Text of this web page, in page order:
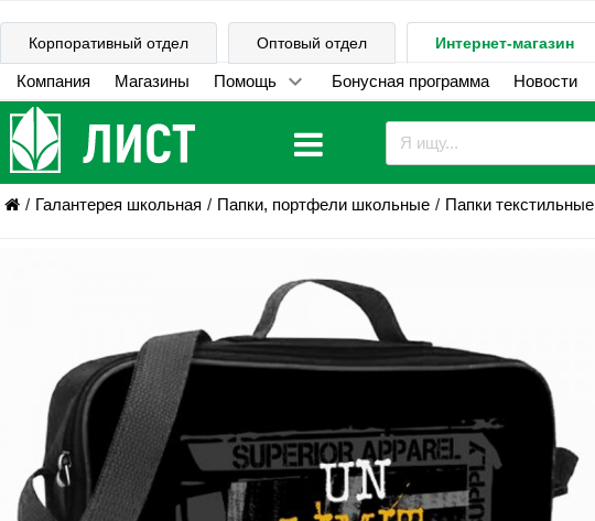
Корпоративный отдел Оптовый отдел Интернет-магазин
Компания Магазины Помощь Бонусная программа Новости
Галантерея школьная Папки, портфели школьные Папки текстильные